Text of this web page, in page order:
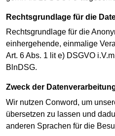
Rechtsgrundlage für die
Rechtsgrundlage für die
einhergehende, einmalige
Art. 6 Abs. 1 lit e) DSGVO
BlnDSG.
Zweck der
Wir nutzen Conword, um
übersetzen zu lassen und
anderen Sprachen für die